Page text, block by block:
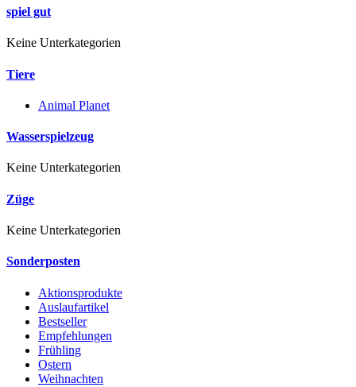
spiel gut
Keine Unterkategorien
Tiere
Animal Planet
Wasserspielzeug
Keine Unterkategorien
Züge
Keine Unterkategorien
Sonderposten
Aktionsprodukte
Auslaufartikel
Bestseller
Empfehlungen
Frühling
Ostern
Weihnachten